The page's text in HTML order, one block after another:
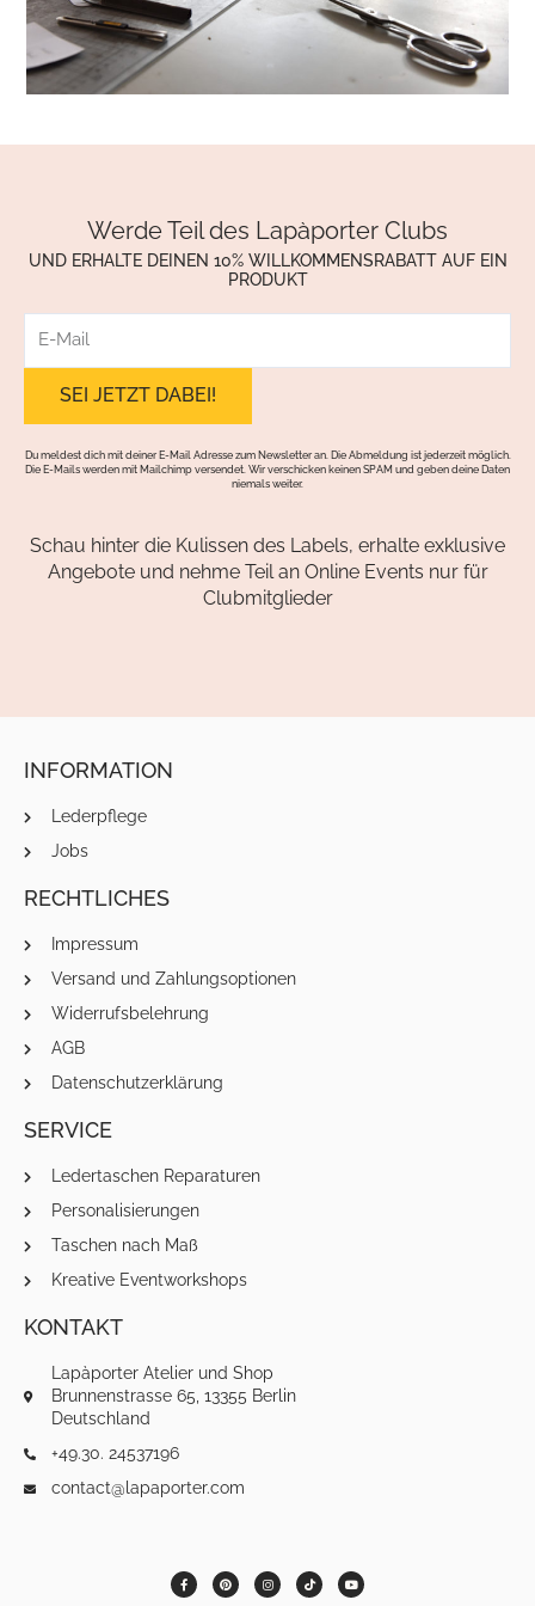
Werde Teil des Lapàporter Clubs
UND ERHALTE DEINEN 10% WILLKOMMENSRABATT AUF EIN
PRODUKT
Mail
Du meldest dich mit deiner E-Mail Adresse zum Newsletter an. Die Abmeldung ist jederzeit möglich.
Die E-Mails werden mit Mailchimp versendet. Wir verschicken keinen SPAM und geben deine Daten
niemals weiter.
Schau hinter die Kulissen des Labels, erhalte exklusive
Angebote und nehme Teil an Online Events nur für
Clubmitglieder
INFORMATION
Lederpflege
Jobs
RECHTLICHES
Impressum
Versand und Zahlungsoptionen
Widerrufsbelehrung
AGB
Datenschutzerklärung
SERVICE
Ledertaschen Reparaturen
Personalisierungen
Taschen nach Maß
Kreative Eventworkshops
KONTAKT
Lapàporter Atelier und Shop
Brunnenstrasse 65, 13355 Berlin
Deutschland
+49.30. 24537196
contact@lapaporter.com
F
a
c
P
i
n
I
n
s
T
i
k
Y
o
u